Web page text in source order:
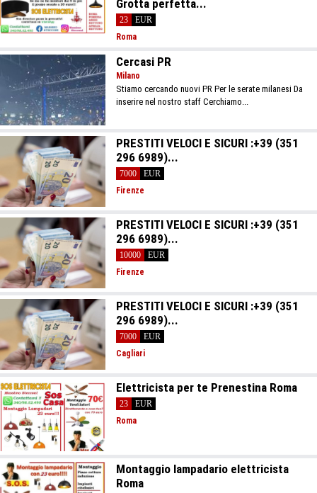
Grotta perfetta...
23
EUR
Roma
Cercasi PR
Milano
Stiamo cercando nuovi PR Per le serate milanesi Da
inserire nel nostro staff Cerchiamo...
PRESTITI VELOCI E SICURI :+39 (351
296 6989)...
7000
EUR
Firenze
PRESTITI VELOCI E SICURI :+39 (351
296 6989)...
10000
EUR
Firenze
PRESTITI VELOCI E SICURI :+39 (351
296 6989)...
7000
EUR
Cagliari
Elettricista per te Prenestina Roma
23
EUR
Roma
Montaggio lampadario elettricista
Roma